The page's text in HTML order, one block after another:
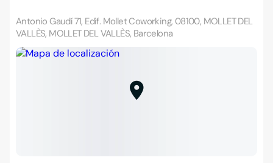
Antonio Gaudí 71, Edif. Mollet Coworking, 08100, MOLLET DEL
VALLÈS, MOLLET DEL VALLÈS, Barcelona